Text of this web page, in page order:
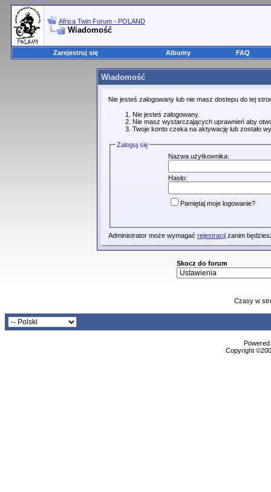
Africa Twin Forum - POLAND
Wiadomość
Zarejestruj się Albumy FAQ
Wiadomość
Nie jesteś zalogowany lub nie masz dostepu do tej
Nie jesteś zalogowany.
Nie masz wystarczających uprawnień aby
Twoje konto czeka na aktywację lub zostało
Zaloguj się
Nazwa użytkownika:
Hasło:
Pamiętaj moje logowanie?
Administrator może wymagać rejestracji zanim
Skocz do forum
Czasy w
Copyright